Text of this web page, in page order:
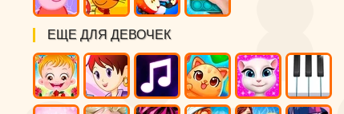
ЕЩЕ ДЛЯ ДЕВОЧЕК